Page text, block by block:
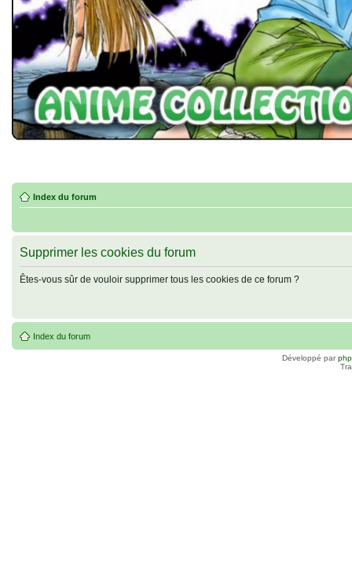
Index du forum
Supprimer les cookies du forum
Êtes-vous sûr de vouloir supprimer tous les cookies de ce forum ?
Index du forum
Développé par